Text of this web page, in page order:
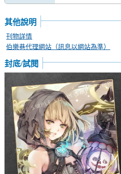
其他說明
刊物詳情
伯樂巷代理網站（訊息以網站為準）
封底/試閱